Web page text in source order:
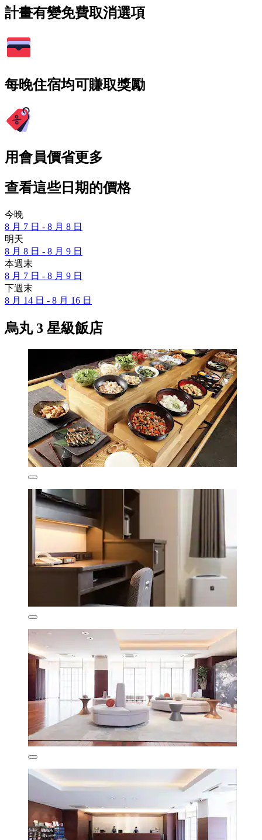
計畫有變免費取消選項
每晚住宿均可賺取獎勵
用會員價省更多
查看這些日期的價格
今晚
8 月 7 日 - 8 月 8 日
明天
8 月 8 日 - 8 月 9 日
本週末
8 月 7 日 - 8 月 9 日
下週末
8 月 14 日 - 8 月 16 日
烏丸 3 星級飯店